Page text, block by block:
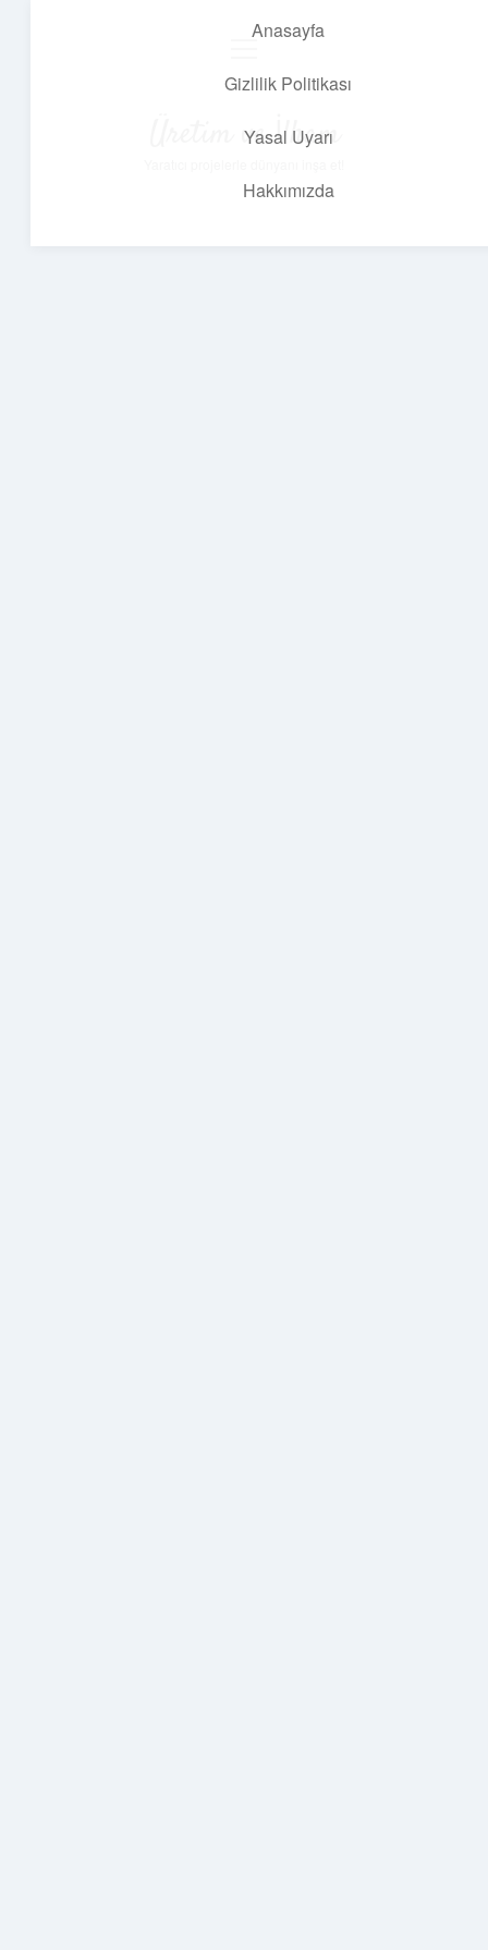
Anasayfa
Gizlilik Politikası
Yasal Uyarı
Hakkımızda
Üretim ve İlham